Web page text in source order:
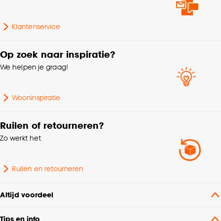
accessoire
Klantenservice
Op zoek naar inspiratie?
We helpen je graag!
Wooninspiratie
Ruilen of retourneren?
Zo werkt het
Ruilen en retourneren
Altijd voordeel
Tips en info